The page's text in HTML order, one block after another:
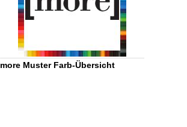
more Muster Farb-Übersicht